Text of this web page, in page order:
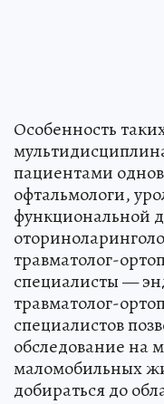
Особенность
пациентами
офтальмологи,
функциональной
травматолог-
специалисты —
травматолог-
специалистов
обследование на
маломобильных
добираться до